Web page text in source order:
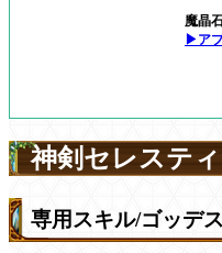
魔晶
▶ア
神剣セレステ
専用スキル/ゴッデ